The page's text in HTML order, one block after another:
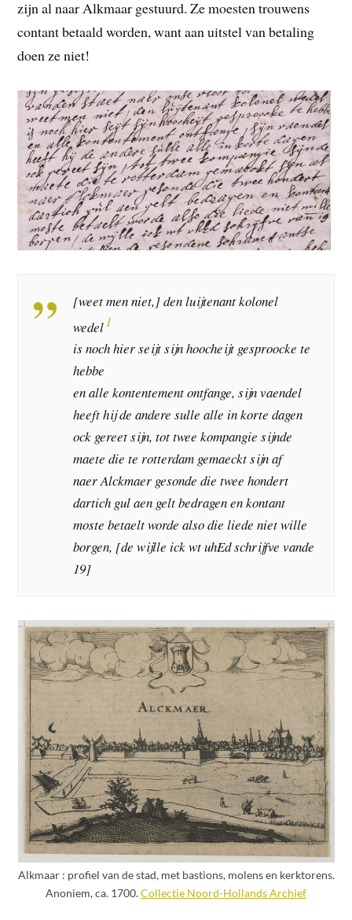
zijn al naar Alkmaar gestuurd. Ze moesten trouwens
contant betaald worden, want aan uitstel van betaling
doen ze niet!
[weet men niet,] den luijtenant kolonel
wedel1
is noch hier seijt sijn hoocheijt gesproocke te
hebbe
en alle kontentement ontfange, sijn vaendel
heeft hij de andere sulle alle in korte dagen
ock gereet sijn, tot twee kompangie sijnde
maete die te rotterdam gemaeckt sijn af
naer Alckmaer gesonde die twee hondert
dartich gul aen gelt bedragen en kontant
moste betaelt worde also die liede niet wille
borgen, [de wijlle ick wt uhEd schrijfve vande
19]
Alkmaar : profiel van de stad, met bastions, molens en kerktorens.
Anoniem, ca. 1700.Collectie Noord-Hollands Archief